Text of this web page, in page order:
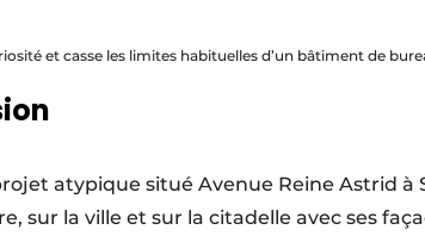
et casse les limites habituelles d’un bâtiment de
atypique situé Avenue Reine Astrid à
sur la ville et sur la citadelle avec ses